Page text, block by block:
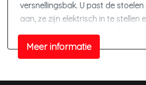
Rijstrooksensor met correctie
Sfeerverlichting
Vervolgbotsing preventie
Volledig digitaal
versnellingsbak. U past de
aan, ze zijn elektrisch in te stellen
bovendien een geheugen. Tot de
deze Volkswagen behoren ook 17
lichtmetalen velgen, Full LED
Meer informatie